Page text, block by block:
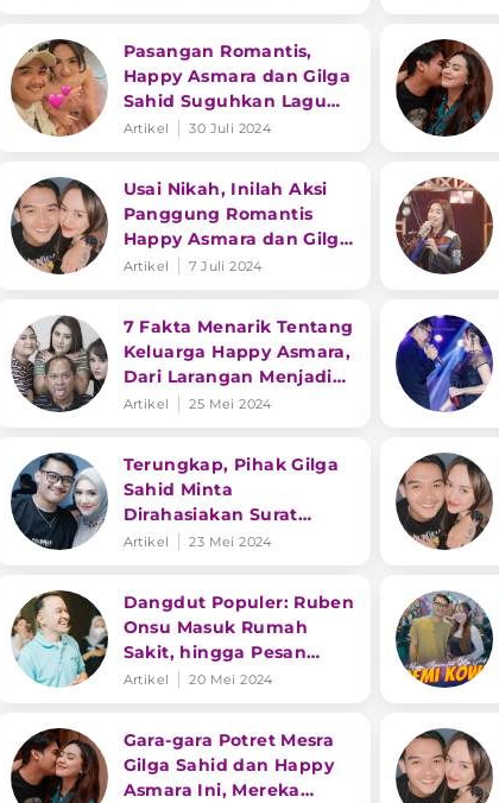
Pasangan Romantis,
Happy Asmara dan Gilga
Sahid Suguhkan Lagu
'Ingin Temu' Bikin Baper
Artikel 30 Juli 2024
Usai Nikah, Inilah Aksi
Panggung Romantis
Happy Asmara dan Gilga
Sahid: Apik
Artikel 7 Juli 2024
7 Fakta Menarik Tentang
Keluarga Happy Asmara,
Dari Larangan Menjadi
Pedangdut Hingga Kisah
Artikel 25 Mei 2024
Terungkap, Pihak Gilga
Sahid Minta
Dirahasiakan Surat
Nikah dengan Happy
Artikel 23 Mei 2024
Dangdut Populer: Ruben
Onsu Masuk Rumah
Sakit, hingga Pesan
Haru Happy Asmara
Artikel 20 Mei 2024
Gara-gara Potret Mesra
Gilga Sahid dan Happy
Asmara Ini, Mereka